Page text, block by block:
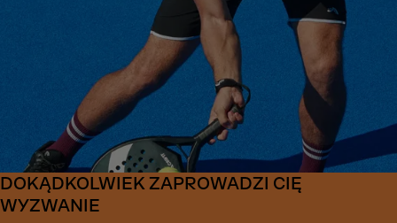
DOKĄDKOLWIEK ZAPROWADZI CIĘ
WYZWANIE